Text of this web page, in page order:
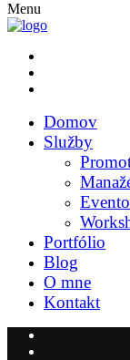
Menu
Domov
Služby
Portfólio
Blog
O mne
Kontakt